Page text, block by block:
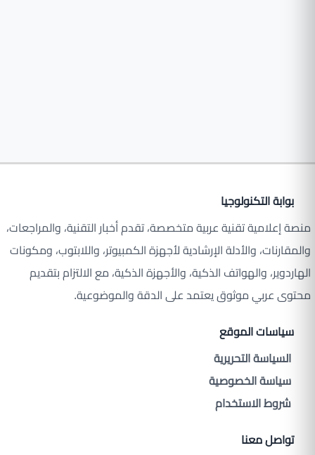
بوابة التكنولوجيا
منصة إعلامية تقنية عربية متخصصة، تقدم أخبار التقنية، والمراجعات،
والمقارنات، والأدلة الإرشادية لأجهزة الكمبيوتر، واللابتوب، ومكونات
الهاردوير، والهواتف الذكية، والأجهزة الذكية، مع الالتزام بتقديم
محتوى عربي موثوق يعتمد على الدقة والموضوعية.
سياسات الموقع
السياسة التحريرية
سياسة الخصوصية
شروط الاستخدام
تواصل معنا